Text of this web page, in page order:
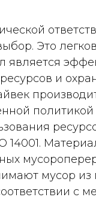
Это
является
и
политикой
14001.
мусор из
с